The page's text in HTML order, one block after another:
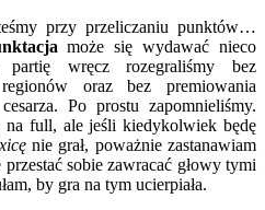
przy przeliczaniu punktów…
może się wydawać nieco
partię wręcz rozegraliśmy bez
oraz bez premiowania
Po prostu zapomnieliśmy.
na full, ale jeśli kiedykolwiek będę
nie grał, poważnie zastanawiam
sobie zawracać głowy tymi
by gra na tym ucierpiała.